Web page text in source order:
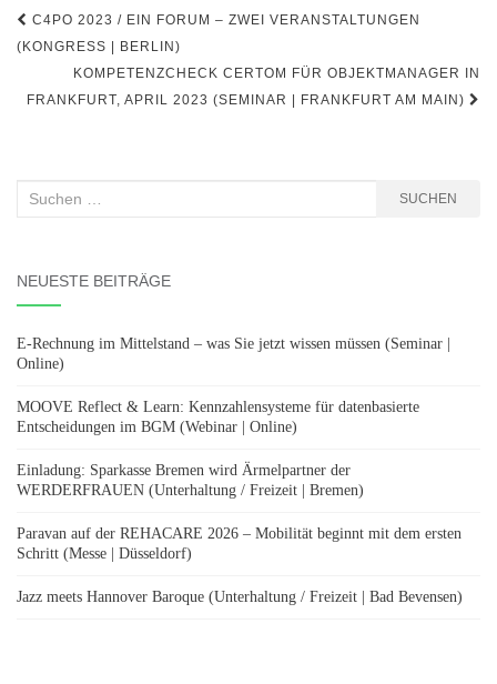
Beitragsnavigation
C4PO 2023 / EIN FORUM – ZWEI VERANSTALTUNGEN
(KONGRESS | BERLIN)
KOMPETENZCHECK CERTOM FÜR OBJEKTMANAGER IN
FRANKFURT, APRIL 2023 (SEMINAR | FRANKFURT AM MAIN)
Suchen
SUCHEN
NEUESTE BEITRÄGE
E-Rechnung im Mittelstand – was Sie jetzt wissen müssen (Seminar |
Online)
MOOVE Reflect & Learn: Kennzahlensysteme für datenbasierte
Entscheidungen im BGM (Webinar | Online)
Einladung: Sparkasse Bremen wird Ärmelpartner der
WERDERFRAUEN (Unterhaltung / Freizeit | Bremen)
Paravan auf der REHACARE 2026 – Mobilität beginnt mit dem ersten
Schritt (Messe | Düsseldorf)
Jazz meets Hannover Baroque (Unterhaltung / Freizeit | Bad Bevensen)